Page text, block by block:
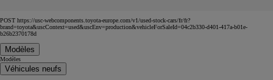
POST https://usc-webcomponents.toyota-europe.com/v1/used-stock-cars/fr/fr?
brand=toyota&uscContext=used&uscEnv=production&vehicleForSaleId=04c2b330-d401-417a-b01e-
b26b2370178d
Modèles
Modèles
Véhicules neufs